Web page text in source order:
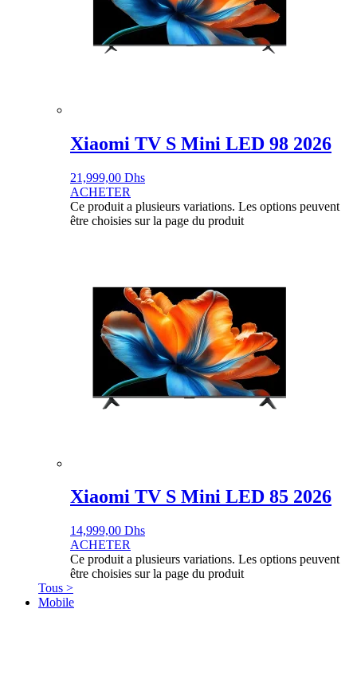
Xiaomi TV S Mini LED 98 2026
21,999,00 Dhs
ACHETER
Ce produit a plusieurs variations. Les options peuvent
être choisies sur la page du produit
Xiaomi TV S Mini LED 85 2026
14,999,00 Dhs
ACHETER
Ce produit a plusieurs variations. Les options peuvent
être choisies sur la page du produit
Tous >
Mobile